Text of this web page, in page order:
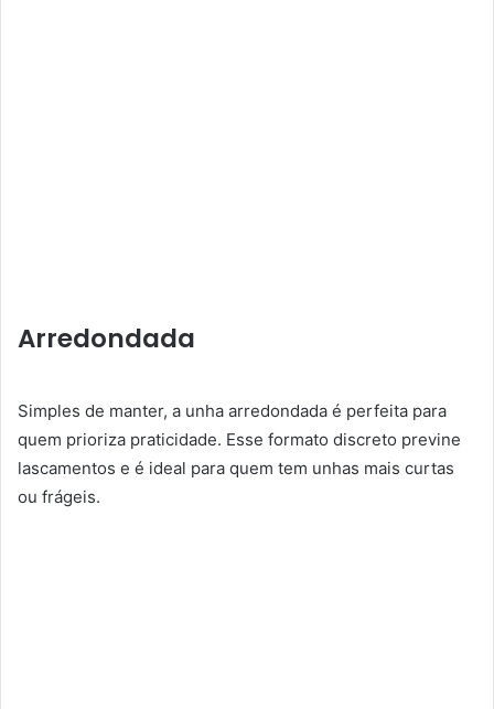
Arredondada
Simples de manter, a unha arredondada é perfeita para
quem prioriza praticidade. Esse formato discreto previne
lascamentos e é ideal para quem tem unhas mais curtas
ou frágeis.